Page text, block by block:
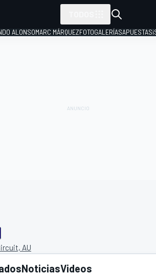
ALONSOMARC MÁRQUEZFOTOGALERÍASAPUESTAS
AU
NoticiasVideos